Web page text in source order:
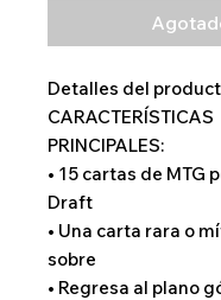
Detalles del
CARACTERÍSTICAS
PRINCIPALES:
• 15 cartas de MTG
Draft
• Una carta rara o
sobre
• Regresa al plano